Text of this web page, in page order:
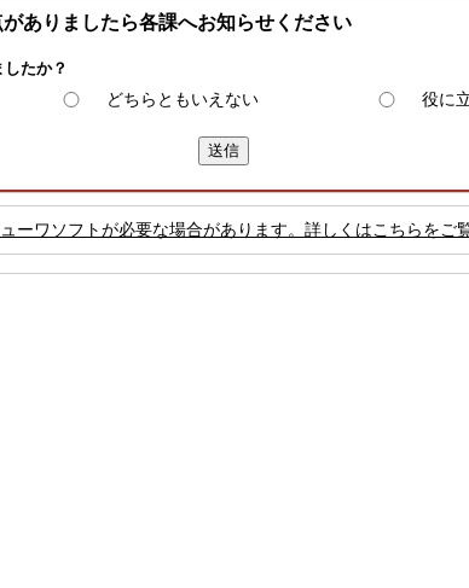
ありましたら各課へお知らせください
たか？
どちらともいえない 役に
ーワソフトが必要な場合があります。詳しくはこちらをご